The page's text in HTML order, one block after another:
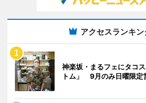
アクセスランキン
神楽坂・まるフェにタコ
トム」 9月のみ日曜限定